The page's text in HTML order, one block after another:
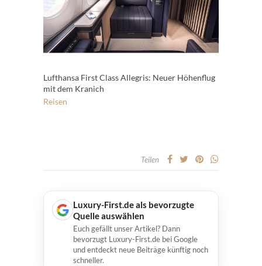
Lufthansa First Class Allegris: Neuer Höhenflug
mit dem Kranich
Reisen
Teilen
Luxury-First.de als bevorzugte
Quelle auswählen
Euch gefällt unser Artikel? Dann
bevorzugt Luxury-First.de bei Google
und entdeckt neue Beiträge künftig noch
schneller.